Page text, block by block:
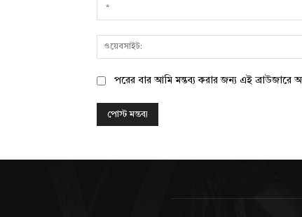
পরের বার আমি মন্তব্য করার জন্য এই